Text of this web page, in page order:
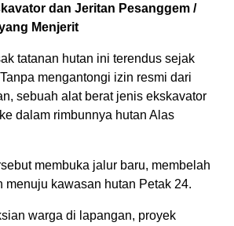
dan Jeritan Pesanggem /
Menjerit
tatanan hutan ini terendus sejak
mengantongi izin resmi dari
sebuah alat berat jenis ekskavator
dalam rimbunnya hutan Alas
membuka jalur baru, membelah
menuju kawasan hutan Petak 24.
warga di lapangan, proyek